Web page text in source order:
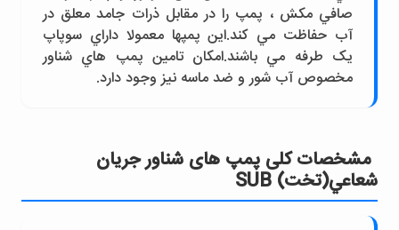
صافي مکش ، پمپ را در مقابل ذرات جامد معلق در
آب حفاظت مي کند.اين پمپها معمولا داراي سوپاپ
يک طرفه مي باشند.امکان تامين پمپ هاي شناور
مخصوص آب شور و ضد ماسه نيز وجود دارد.
مشخصات کلی پمپ های شناور جريان
شعاعي(تخت) SUB